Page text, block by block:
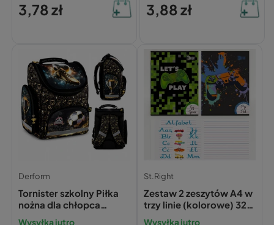
3,78 zł 3,88 zł
Derform
Tornister szkolny Piłka
nożna dla chłopca
ergonomiczny
Wysyłka jutro
St.Right
Zestaw 2 zeszytów A4 w
trzy linie (kolorowe) 32
kartki ST.RIGHT GAME
Wysyłka jutro